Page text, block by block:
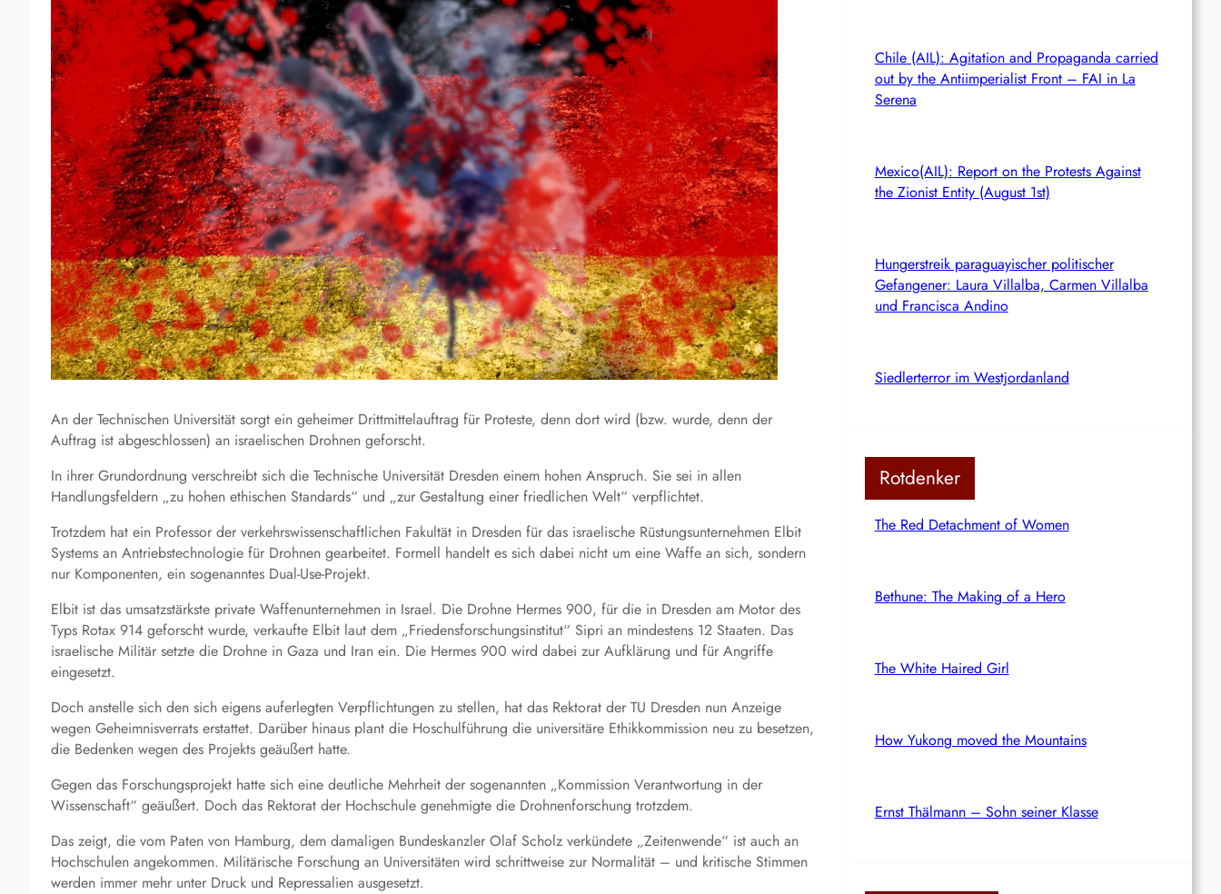
An der Technischen Universität sorgt ein geheimer Drittmittelauftrag für Proteste, denn dort wird (bzw. wurde, denn der
Auftrag ist abgeschlossen) an israelischen Drohnen geforscht.
In ihrer Grundordnung verschreibt sich die Technische Universität Dresden einem hohen Anspruch. Sie sei in allen
Handlungsfeldern „zu hohen ethischen Standards“ und „zur Gestaltung einer friedlichen Welt“ verpflichtet.
Trotzdem hat ein Professor der verkehrswissenschaftlichen Fakultät in Dresden für das israelische Rüstungsunternehmen Elbit
Systems an Antriebstechnologie für Drohnen gearbeitet. Formell handelt es sich dabei nicht um eine Waffe an sich, sondern
nur Komponenten, ein sogenanntes Dual-Use-Projekt.
Elbit ist das umsatzstärkste private Waffenunternehmen in Israel. Die Drohne Hermes 900, für die in Dresden am Motor des
Typs Rotax 914 geforscht wurde, verkaufte Elbit laut dem „Friedensforschungsinstitut“ Sipri an mindestens 12 Staaten. Das
israelische Militär setzte die Drohne in Gaza und Iran ein. Die Hermes 900 wird dabei zur Aufklärung und für Angriffe
eingesetzt.
Doch anstelle sich den sich eigens auferlegten Verpflichtungen zu stellen, hat das Rektorat der TU Dresden nun Anzeige
wegen Geheimnisverrats erstattet. Darüber hinaus plant die Hoschulführung die universitäre Ethikkommission neu zu besetzen,
die Bedenken wegen des Projekts geäußert hatte.
Gegen das Forschungsprojekt hatte sich eine deutliche Mehrheit der sogenannten „Kommission Verantwortung in der
Wissenschaft“ geäußert. Doch das Rektorat der Hochschule genehmigte die Drohnenforschung trotzdem.
Das zeigt, die vom Paten von Hamburg, dem damaligen Bundeskanzler Olaf Scholz verkündete „Zeitenwende“ ist auch an
Hochschulen angekommen. Militärische Forschung an Universitäten wird schrittweise zur Normalität – und kritische Stimmen
werden immer mehr unter Druck und Repressalien ausgesetzt.
Chile (AIL): Agitation and Propaganda carried
out by the Antiimperialist Front – FAI in La
Serena
Mexico(AIL): Report on the Protests Against
the Zionist Entity (August 1st)
Hungerstreik paraguayischer politischer
Gefangener: Laura Villalba, Carmen Villalba
und Francisca Andino
Siedlerterror im Westjordanland
Rotdenker
The Red Detachment of Women
Bethune: The Making of a Hero
The White Haired Girl
How Yukong moved the Mountains
Ernst Thälmann – Sohn seiner Klasse